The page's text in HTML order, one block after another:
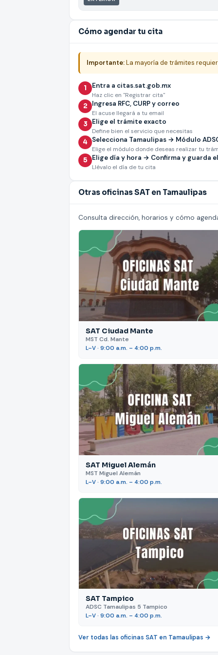
Cómo agendar tu cita
Importante:La mayoría de trámites
1 Entra a citas.sat.gob.mx
Haz clic en "Registrar cita"
2 Ingresa RFC, CURP y correo
El acuse llegará a tu email
3 Elige el trámite exacto
Define bien el servicio que necesitas
4 Selecciona Tamaulipas → Módulo
Elige el módulo donde deseas realizar tu
5 Elige día y hora → Confirma y guarda
Llévalo el día de tu cita
Otras oficinas SAT en Tamaulipas
Consulta dirección, horarios y cómo
SAT Ciudad Mante
MST Cd. Mante
L–V · 9:00 a.m. – 4:00 p.m.
SAT Miguel Alemán
MST Miguel Alemán
L–V · 9:00 a.m. – 4:00 p.m.
SAT Tampico
ADSC Tamaulipas 5 Tampico
L–V · 9:00 a.m. – 4:00 p.m.
Ver todas las oficinas SAT en Tamaulipas →